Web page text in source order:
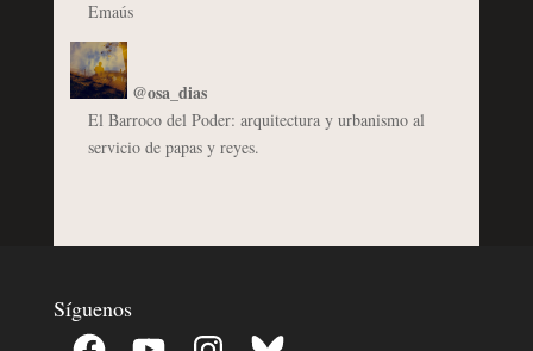
Emaús
@osa_dias
El Barroco del Poder: arquitectura y urbanismo al
servicio de papas y reyes.
Síguenos
Facebook YouTube InstagramBluesky